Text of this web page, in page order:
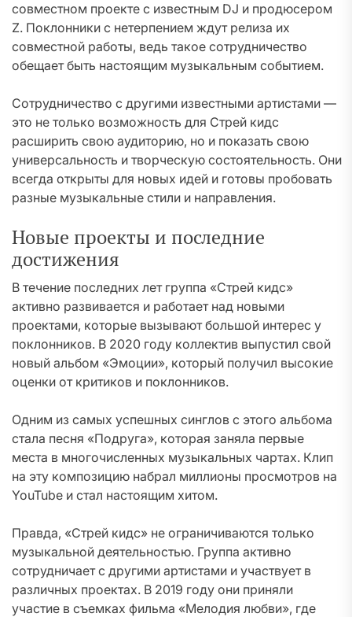
совместном проекте с известным DJ и продюсером
Z. Поклонники с нетерпением ждут релиза их
совместной работы, ведь такое сотрудничество
обещает быть настоящим музыкальным событием.
Сотрудничество с другими известными артистами —
это не только возможность для Стрей кидс
расширить свою аудиторию, но и показать свою
универсальность и творческую состоятельность. Они
всегда открыты для новых идей и готовы пробовать
разные музыкальные стили и направления.
Новые проекты и последние
достижения
В течение последних лет группа «Стрей кидс»
активно развивается и работает над новыми
проектами, которые вызывают большой интерес у
поклонников. В 2020 году коллектив выпустил свой
новый альбом «Эмоции», который получил высокие
оценки от критиков и поклонников.
Одним из самых успешных синглов с этого альбома
стала песня «Подруга», которая заняла первые
места в многочисленных музыкальных чартах. Клип
на эту композицию набрал миллионы просмотров на
YouTube и стал настоящим хитом.
Правда, «Стрей кидс» не ограничиваются только
музыкальной деятельностью. Группа активно
сотрудничает с другими артистами и участвует в
различных проектах. В 2019 году они приняли
участие в съемках фильма «Мелодия любви», где